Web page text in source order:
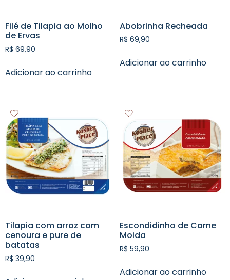
Filé de Tilapia ao Molho
de Ervas
R$ 69,90
Adicionar ao carrinho
Abobrinha Recheada
R$ 69,90
Adicionar ao carrinho
Tilapia com arroz com
cenoura e pure de
batatas
R$ 39,90
Escondidinho de Carne
Moida
R$ 59,90
Adicionar ao carrinho